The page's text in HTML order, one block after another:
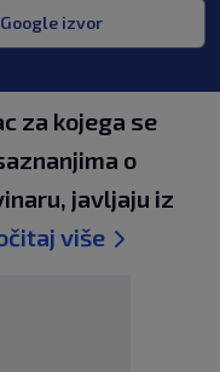
izvor
za kojega se
o
javljaju iz
više